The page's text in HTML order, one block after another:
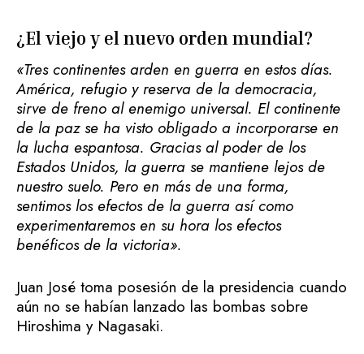
¿El viejo y el nuevo orden mundial?
«Tres continentes arden en guerra en estos días.
América, refugio y reserva de la democracia,
sirve de freno al enemigo universal. El continente
de la paz se ha visto obligado a incorporarse en
la lucha espantosa. Gracias al poder de los
Estados Unidos, la guerra se mantiene lejos de
nuestro suelo. Pero en más de una forma,
sentimos los efectos de la guerra así como
experimentaremos en su hora los efectos
benéficos de la victoria».
Juan José toma posesión de la presidencia cuando
aún no se habían lanzado las bombas sobre
Hiroshima y Nagasaki.